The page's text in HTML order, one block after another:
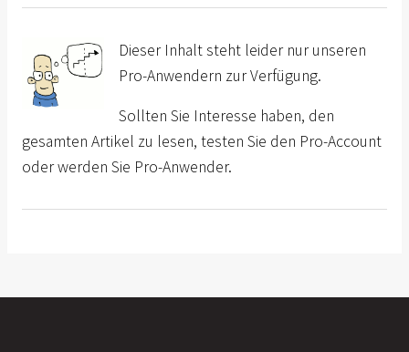
Dieser Inhalt steht leider nur unseren
Pro-Anwendern zur Verfügung.
Sollten Sie Interesse haben, den
gesamten Artikel zu lesen, testen Sie den Pro-Account
oder werden Sie Pro-Anwender.